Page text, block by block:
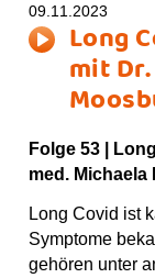
Long
mit
09.11.2023
Folge 53 |
med.
Long Covid ist
Symptome
gehören unter